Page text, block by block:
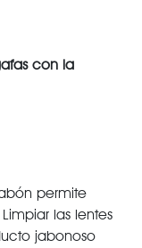
con la
permite
las lentes
jabonoso